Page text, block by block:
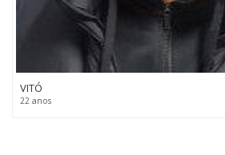
VITÓ
22 anos